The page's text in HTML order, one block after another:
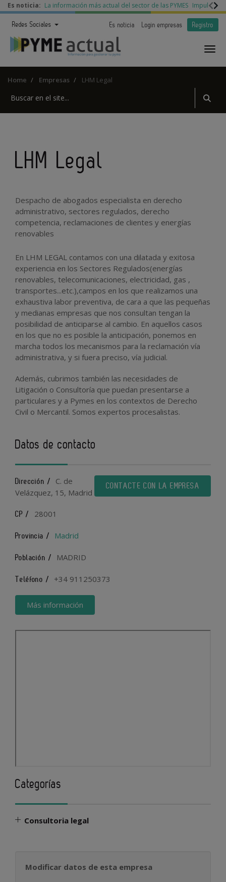
Es noticia: La información más actual del sector de las PYMES Impulso a
Redes Sociales Es noticia Login empresas Registro
Home Empresas LHM Legal
LHM Legal
Despacho de abogados especialista en derecho
administrativo, sectores regulados, derecho
competencia, reclamaciones de clientes y energías
renovables
En LHM LEGAL contamos con una dilatada y exitosa
experiencia en los Sectores Regulados(energías
renovables, telecomunicaciones, electricidad, gas ,
transportes...etc.),campos en los que realizamos una
exhaustiva labor preventiva, de cara a que las pequeñas
y medianas empresas que nos consultan tengan la
posibilidad de anticiparse al cambio. En aquellos casos
en los que no es posible la anticipación, ponemos en
marcha todos los mecanismos para la reclamación vía
administrativa, y si fuera preciso, vía judicial.
Además, cubrimos también las necesidades de
Litigación o Consultoría que puedan presentarse a
particulares y a Pymes en los contextos de Derecho
Civil o Mercantil. Somos expertos procesalistas.
Datos de contacto
CONTACTE CON LA EMPRESA
Dirección /
C. de
Velázquez, 15, Madrid
CP / 28001
Provincia / Madrid
Población / MADRID
Teléfono / +34 911250373
Más información
Categorías
Consultoria legal
Modificar datos de esta empresa